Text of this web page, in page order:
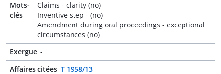
Mots-
clés
Claims - clarity (no)
Inventive step - (no)
Amendment during oral proceedings - exceptional
circumstances (no)
Exergue -
Affaires citées T 1958/13